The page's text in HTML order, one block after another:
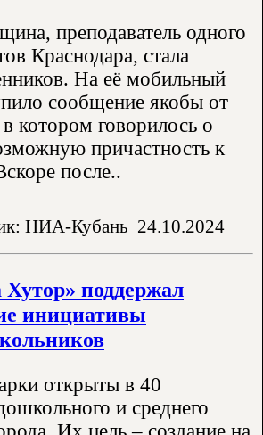
преподаватель одного
Краснодара, стала
На её мобильный
сообщение якобы от
котором говорилось о
причастность к
после..
НИА-Кубань 24.10.2024
Хутор» поддержал
инициативы
открыты в 40
и среднего